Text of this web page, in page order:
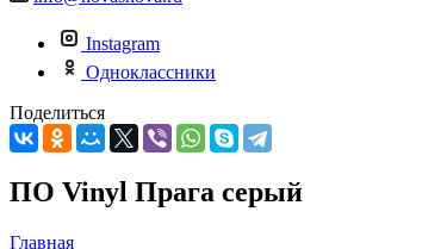
Instagram
Одноклассники
Поделиться
ПО Vinyl Прага серый
Главная